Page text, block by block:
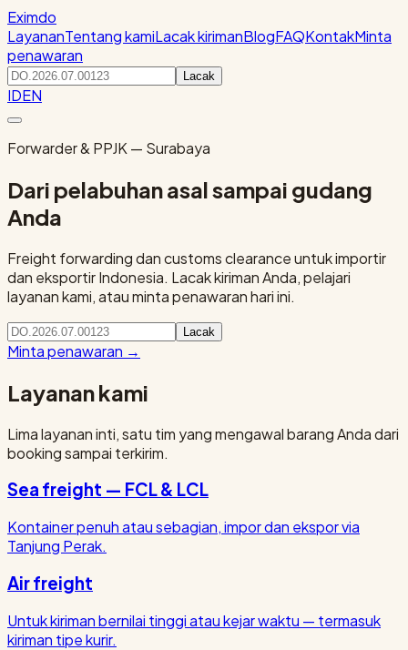
Eximdo
LayananTentang kamiLacak kirimanBlogFAQKontakMinta
penawaran
Lacak
IDEN
Forwarder & PPJK — Surabaya
Dari pelabuhan asal sampai gudang
Anda
Freight forwarding dan customs clearance untuk importir
dan eksportir Indonesia. Lacak kiriman Anda, pelajari
layanan kami, atau minta penawaran hari ini.
Lacak
Minta penawaran →
Layanan kami
Lima layanan inti, satu tim yang mengawal barang Anda dari
booking sampai terkirim.
Sea freight — FCL & LCL
Kontainer penuh atau sebagian, impor dan ekspor via
Tanjung Perak.
Air freight
Untuk kiriman bernilai tinggi atau kejar waktu — termasuk
kiriman tipe kurir.